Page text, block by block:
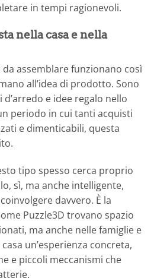
in tempi ragionevoli.
nella casa e nella
assemblare funzionano così
all’idea di prodotto. Sono
e idee regalo nello
periodo in cui tanti acquisti
e dimenticabili, questa
tipo spesso cerca proprio
sì, ma anche intelligente,
davvero. È la
Puzzle3D trovano spazio
ma anche nelle famiglie e
un’esperienza concreta,
e piccoli meccanismi che